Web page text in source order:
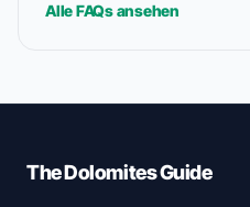
Alle FAQs ansehen
The Dolomites Guide